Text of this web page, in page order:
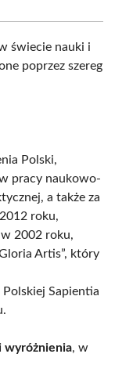
świecie nauki i
poprzez szereg
Polski,
pracy naukowo-
a także za
roku,
2002 roku,
Artis”, który
Polskiej Sapientia
wyróżnienia, w